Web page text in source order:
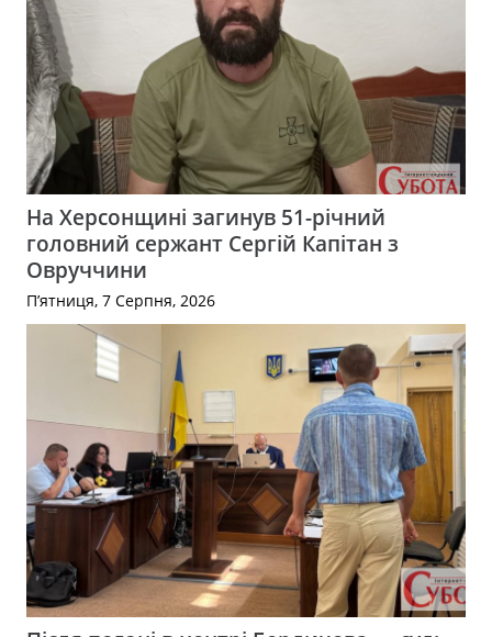
На Херсонщині загинув 51-річний
головний сержант Сергій Капітан з
Овруччини
П’ятниця, 7 Серпня, 2026